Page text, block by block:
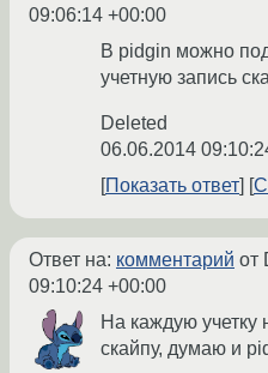
09:06:14 +00:00
В pidgin можно
учетную запись
Deleted
06.06.2014
Показать ответ
Ответ на: комментарий от
09:10:24 +00:00
На каждую
скайпу, думаю и